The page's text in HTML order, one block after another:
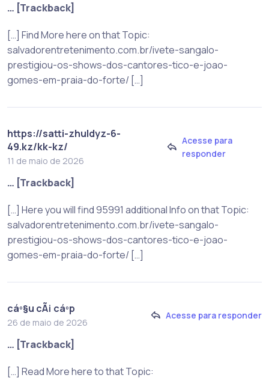
… [Trackback]
[…] Find More here on that Topic:
salvadorentretenimento.com.br/ivete-sangalo-
prestigiou-os-shows-dos-cantores-tico-e-joao-
gomes-em-praia-do-forte/ […]
https://satti-zhuldyz-6-
49.kz/kk-kz/
11 de maio de 2026
Acesse para
responder
… [Trackback]
[…] Here you will find 95991 additional Info on that Topic:
salvadorentretenimento.com.br/ivete-sangalo-
prestigiou-os-shows-dos-cantores-tico-e-joao-
gomes-em-praia-do-forte/ […]
cáº§u cÃ¡ cáº­p
26 de maio de 2026
Acesse para responder
… [Trackback]
[…] Read More here to that Topic: